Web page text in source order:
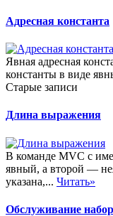
Адресная константа
Явная адресная
константы в виде
Старые записи
Длина выражения
В команде MVC с
явный, а второй —
указана,... Читать»
Обслуживание